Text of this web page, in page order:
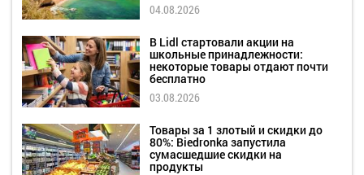
04.08.2026
В Lidl стартовали акции на
школьные принадлежности:
некоторые товары отдают почти
бесплатно
03.08.2026
Товары за 1 злотый и скидки до
80%: Biedronka запустила
сумасшедшие скидки на
продукты